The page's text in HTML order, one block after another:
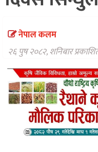
नेपाल कलम
२६ पुष २०८२, शनिबार